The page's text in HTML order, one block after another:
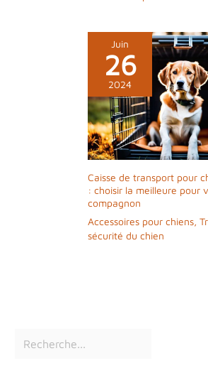
Juin
26
2024
Caisse de transport pour
: choisir la meilleure pour
compagnon
Accessoires pour chiens,
sécurité du chien